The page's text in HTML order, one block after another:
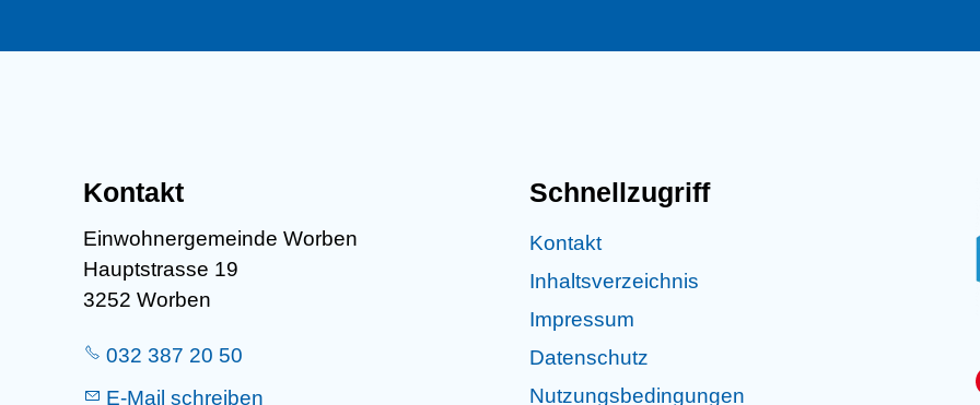
Kontakt
Einwohnergemeinde Worben
Hauptstrasse 19
3252 Worben
032 387 20 50
E-Mail schreiben
Schnellzugriff
Kontakt
Inhaltsverzeichnis
Impressum
Datenschutz
Nutzungsbedingungen